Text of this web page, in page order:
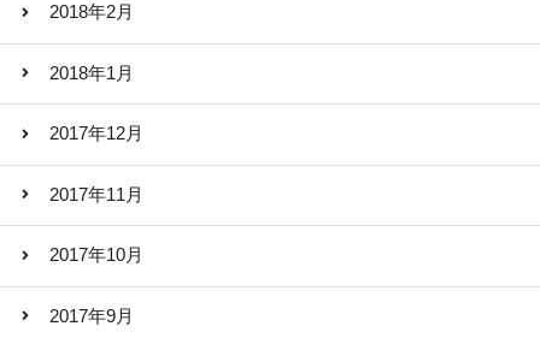
2018年2月
2018年1月
2017年12月
2017年11月
2017年10月
2017年9月